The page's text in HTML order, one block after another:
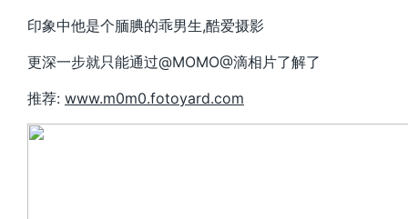
印象中他是个腼腆的乖男生,酷爱摄影
更深一步就只能通过@MOMO@滴相片了解了
推荐: www.m0m0.fotoyard.com